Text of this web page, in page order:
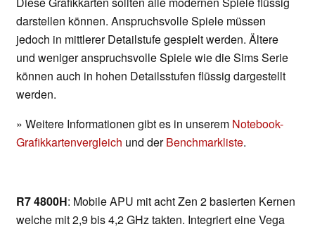
darstellen können. Anspruchsvolle Spiele müssen
jedoch in mittlerer Detailstufe gespielt werden. Ältere
und weniger anspruchsvolle Spiele wie die Sims Serie
können auch in hohen Detailsstufen flüssig dargestellt
werden.
» Weitere Informationen gibt es in unserem Notebook-
Grafikkartenvergleich und derBenchmarkliste.
R7 4800H: Mobile APU mit acht Zen 2 basierten Kernen
welche mit 2,9 bis 4,2 GHz takten. Integriert eine Vega